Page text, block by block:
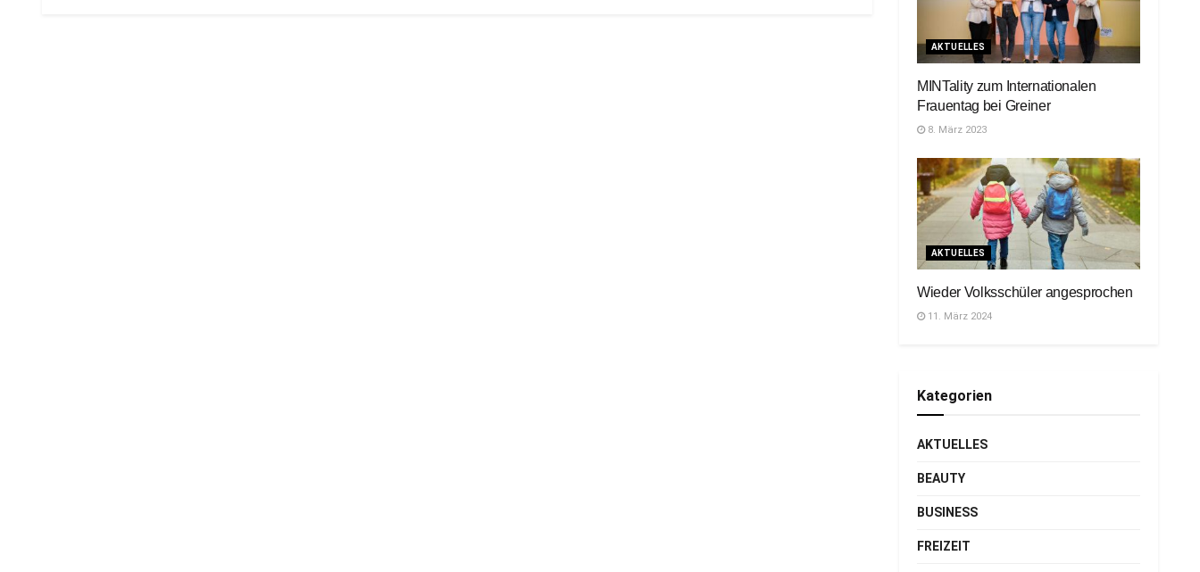
AKTUELLES
MINTality zum Internationalen
Frauentag bei Greiner
8. März 2023
AKTUELLES
Wieder Volksschüler angesprochen
11. März 2024
Kategorien
AKTUELLES
BEAUTY
BUSINESS
FREIZEIT